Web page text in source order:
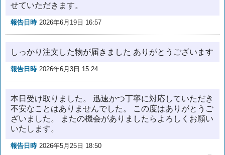
せていただきます。
報告日時 2026年6月19日 16:57
しっかり注文した物が届きました ありがとうございます
報告日時 2026年6月3日 15:24
本日受け取りました。 迅速かつ丁寧に対応していただき
不安なことはありませんでした。 この度はありがとうご
ざいました。 またの機会がありましたらよろしくお願い
いたします。
報告日時 2026年5月25日 18:50